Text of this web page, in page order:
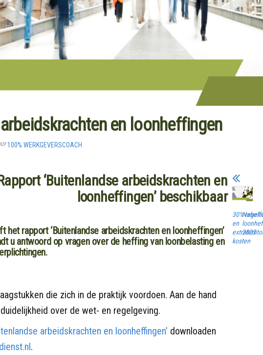
en loonheffingen
100% WERKGEVERSCOACH
‘Buitenlandse arbeidskrachten en
loonheffingen’ beschikbaar
het rapport ‘Buitenlandse arbeidskrachten en loonheffingen’
u antwoord op vragen over de heffing van loonbelasting en
die zich in de praktijk voordoen. Aan de hand
over de wet- en regelgeving.
arbeidskrachten en loonheffingen’ downloaden
.
30%-
en
kosten
2023